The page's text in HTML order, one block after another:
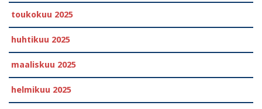
toukokuu 2025
huhtikuu 2025
maaliskuu 2025
helmikuu 2025